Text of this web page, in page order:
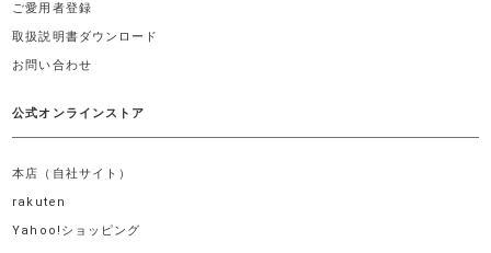
ご愛用者登録
取扱説明書ダウンロード
お問い合わせ
公式オンラインストア
本店（自社サイト）
rakuten
Yahoo!ショッピング